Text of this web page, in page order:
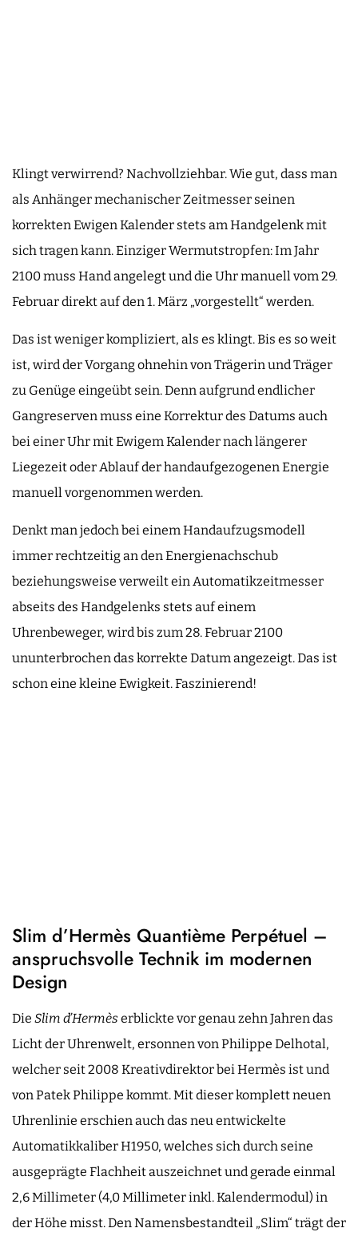
Klingt verwirrend? Nachvollziehbar. Wie gut, dass man
als Anhänger mechanischer Zeitmesser seinen
korrekten Ewigen Kalender stets am Handgelenk mit
sich tragen kann. Einziger Wermutstropfen: Im Jahr
2100 muss Hand angelegt und die Uhr manuell vom 29.
Februar direkt auf den 1. März „vorgestellt“ werden.
Das ist weniger kompliziert, als es klingt. Bis es so weit
ist, wird der Vorgang ohnehin von Trägerin und Träger
zu Genüge eingeübt sein. Denn aufgrund endlicher
Gangreserven muss eine Korrektur des Datums auch
bei einer Uhr mit Ewigem Kalender nach längerer
Liegezeit oder Ablauf der handaufgezogenen Energie
manuell vorgenommen werden.
Denkt man jedoch bei einem Handaufzugsmodell
immer rechtzeitig an den Energienachschub
beziehungsweise verweilt ein Automatikzeitmesser
abseits des Handgelenks stets auf einem
Uhrenbeweger, wird bis zum 28. Februar 2100
ununterbrochen das korrekte Datum angezeigt. Das ist
schon eine kleine Ewigkeit. Faszinierend!
Slim d’Hermès Quantième Perpétuel –
anspruchsvolle Technik im modernen
Design
Die Slim d’Hermès erblickte vor genau zehn Jahren das
Licht der Uhrenwelt, ersonnen von Philippe Delhotal,
welcher seit 2008 Kreativdirektor bei Hermès ist und
von Patek Philippe kommt. Mit dieser komplett neuen
Uhrenlinie erschien auch das neu entwickelte
Automatikkaliber H1950, welches sich durch seine
ausgeprägte Flachheit auszeichnet und gerade einmal
2,6 Millimeter (4,0 Millimeter inkl. Kalendermodul) in
der Höhe misst. Den Namensbestandteil „Slim“ trägt der